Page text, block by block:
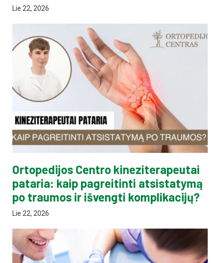
Lie 22, 2026
Ortopedijos Centro kineziterapeutai
pataria: kaip pagreitinti atsistatymą
po traumos ir išvengti komplikacijų?
Lie 22, 2026